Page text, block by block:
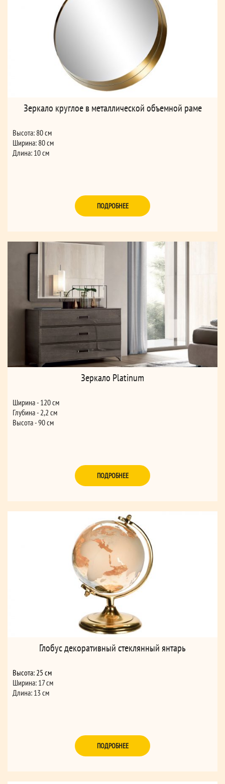
Зеркало круглое в металлической объемной раме
Высота: 80 см
Ширина: 80 см
Длина: 10 см
ПОДРОБНЕЕ
Зеркало Platinum
Ширина - 120 см
Глубина - 2,2 см
Высота - 90 см
ПОДРОБНЕЕ
Глобус декоративный стеклянный янтарь
Высота: 25 см
Ширина: 17 см
Длина: 13 см
ПОДРОБНЕЕ